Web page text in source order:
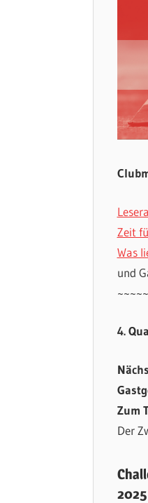
Zeit
Was
und
4.
Zum
Der
2025